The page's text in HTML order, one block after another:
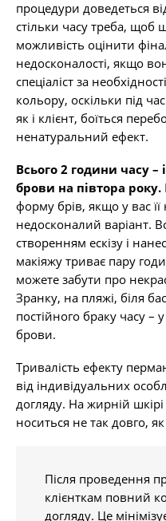
процедури доведеться
стільки часу треба, щоб
можливість оцінити
недосконалості, якщо
спеціаліст за
кольору, оскільки під
як і клієнт, боїться
ненатуральний ефект.
Всього 2 години часу –
брови на півтора року.
форму брів, якщо у вас
недосконалий варіант.
створенням ескізу і
макіяжу триває пару
можете забути про
Зранку, на пляжі, біля
постійного браку часу –
брови.
Тривалість ефекту
від індивідуальних
догляду. На жирній
носиться не так довго, як
Після проведення
клієнткам повний
догляду. Це